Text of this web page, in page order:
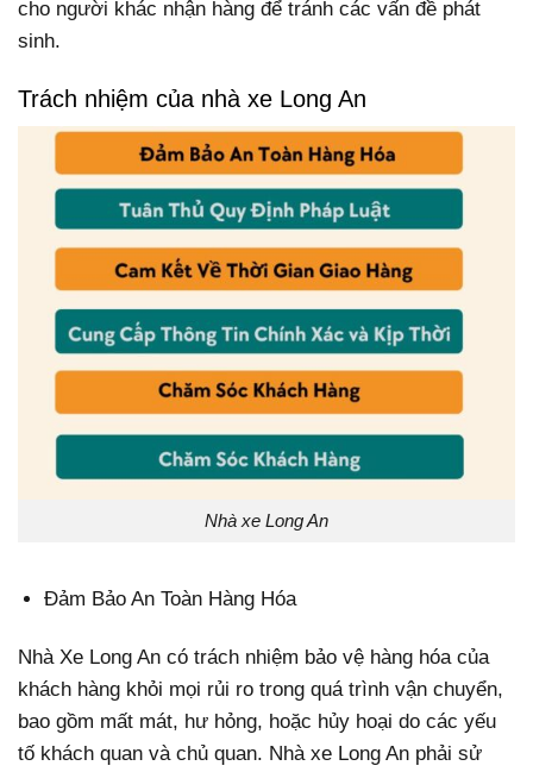
cho người khác nhận hàng để tránh các vấn đề phát
sinh.
Trách nhiệm của nhà xe Long An
Nhà xe Long An
Đảm Bảo An Toàn Hàng Hóa
Nhà Xe Long An có trách nhiệm bảo vệ hàng hóa của
khách hàng khỏi mọi rủi ro trong quá trình vận chuyển,
bao gồm mất mát, hư hỏng, hoặc hủy hoại do các yếu
tố khách quan và chủ quan. Nhà xe Long An phải sử